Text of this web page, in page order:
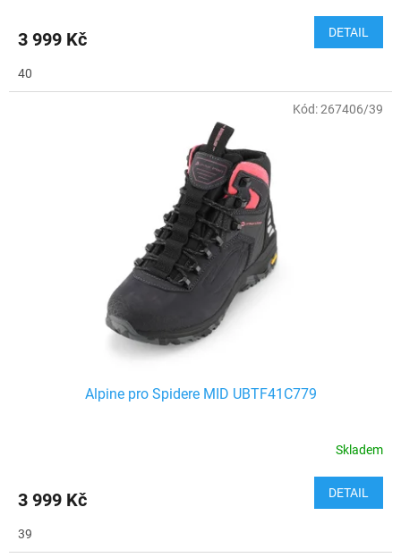
3 999 Kč DETAIL
40
Alpine pro Spidere MID UBTF41C779
Skladem
3 999 Kč DETAIL
39
Kód:267406/39